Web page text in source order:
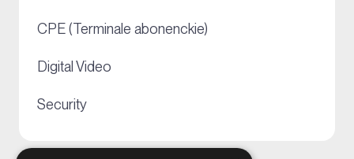
CPE (Terminale abonenckie)
Digital Video
Security